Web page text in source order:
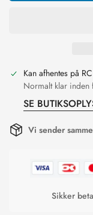
Kan afhentes på
Normalt klar
SE
Vi sender
Sikker